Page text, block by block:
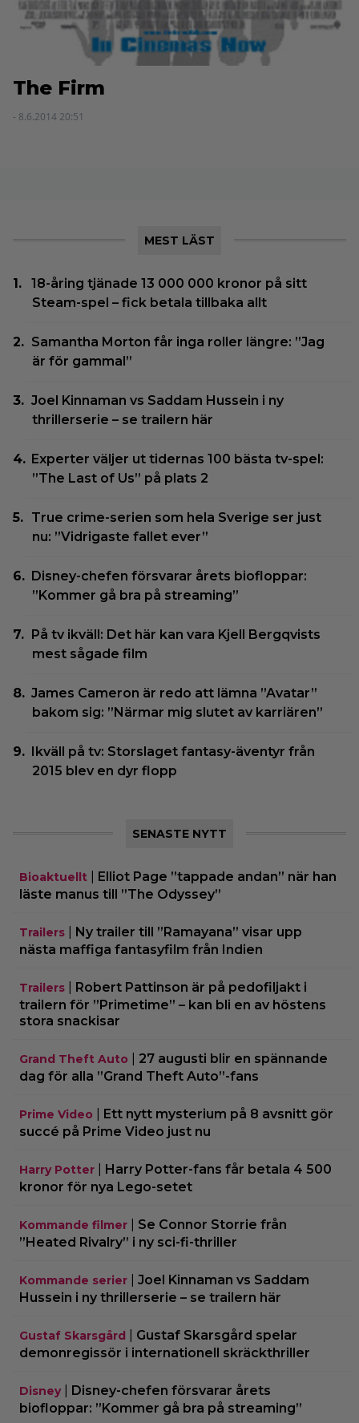
The Firm
- 8.6.2014 20:51
MEST LÄST
18-åring tjänade 13 000 000 kronor på sitt
Steam-spel – fick betala tillbaka allt
Samantha Morton får inga roller längre: ”Jag
är för gammal”
Joel Kinnaman vs Saddam Hussein i ny
thrillerserie – se trailern här
Experter väljer ut tidernas 100 bästa tv-spel:
”The Last of Us” på plats 2
True crime-serien som hela Sverige ser just
nu: ”Vidrigaste fallet ever”
Disney-chefen försvarar årets biofloppar:
”Kommer gå bra på streaming”
På tv ikväll: Det här kan vara Kjell Bergqvists
mest sågade film
James Cameron är redo att lämna ”Avatar”
bakom sig: ”Närmar mig slutet av karriären”
Ikväll på tv: Storslaget fantasy-äventyr från
2015 blev en dyr flopp
SENASTE NYTT
Bioaktuellt
Elliot Page ”tappade andan” när han
läste manus till ”The Odyssey”
Trailers
Ny trailer till ”Ramayana” visar upp
nästa maffiga fantasyfilm från Indien
Trailers
Robert Pattinson är på pedofiljakt i
trailern för ”Primetime” – kan bli en av höstens
stora snackisar
Grand Theft Auto
27 augusti blir en spännande
dag för alla ”Grand Theft Auto”-fans
Prime Video
Ett nytt mysterium på 8 avsnitt gör
succé på Prime Video just nu
Harry Potter
Harry Potter-fans får betala 4 500
kronor för nya Lego-setet
Kommande filmer
Se Connor Storrie från
”Heated Rivalry” i ny sci-fi-thriller
Kommande serier
Joel Kinnaman vs Saddam
Hussein i ny thrillerserie – se trailern här
Gustaf Skarsgård
Gustaf Skarsgård spelar
demonregissör i internationell skräckthriller
Disney|
Disney-chefen försvarar årets
biofloppar: ”Kommer gå bra på streaming”